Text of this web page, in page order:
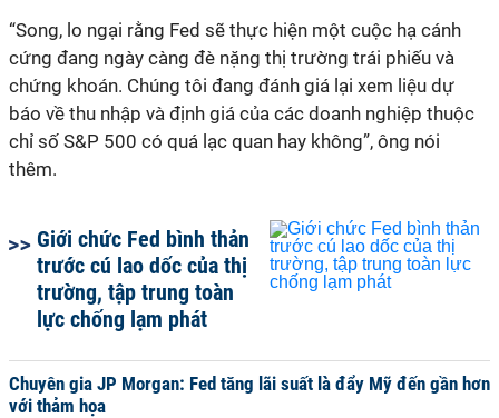
“Song, lo ngại rằng Fed sẽ thực hiện một cuộc hạ cánh
cứng đang ngày càng đè nặng thị trường trái phiếu và
chứng khoán. Chúng tôi đang đánh giá lại xem liệu dự
báo về thu nhập và định giá của các doanh nghiệp thuộc
chỉ số S&P 500 có quá lạc quan hay không”, ông nói
thêm.
Giới chức Fed bình thản
trước cú lao dốc của thị
trường, tập trung toàn
lực chống lạm phát
Chuyên gia JP Morgan: Fed tăng lãi suất là đẩy Mỹ đến gần hơn
với thảm họa